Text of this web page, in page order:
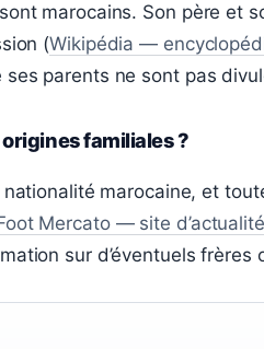
marocains. Son père et
(Wikipédia —
ses parents ne sont pas
familiales ?
marocaine, et
Mercato — site
sur d’éventuels frères